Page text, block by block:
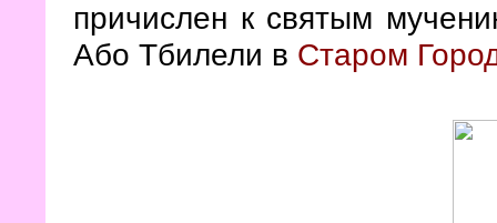
причислен к святым
Або Тбилели в Старом